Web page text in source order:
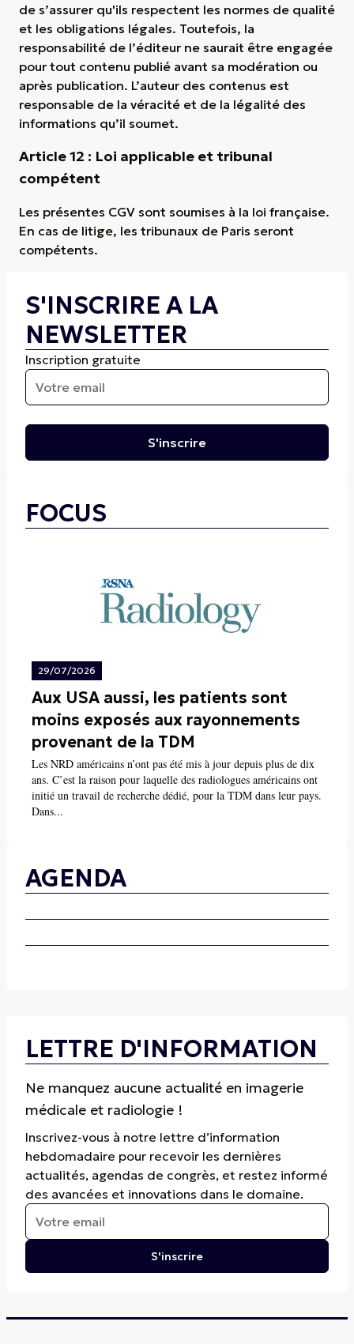
de s’assurer qu'ils respectent les normes de qualité
et les obligations légales. Toutefois, la
responsabilité de l’éditeur ne saurait être engagée
pour tout contenu publié avant sa modération ou
après publication. L’auteur des contenus est
responsable de la véracité et de la légalité des
informations qu’il soumet.
Article 12 : Loi applicable et tribunal
compétent
Les présentes CGV sont soumises à la loi française.
En cas de litige, les tribunaux de Paris seront
compétents.
S'INSCRIRE A LA
NEWSLETTER
Inscription gratuite
S'inscrire
FOCUS
29/07/2026
Aux USA aussi, les patients sont
moins exposés aux rayonnements
provenant de la TDM
Les NRD américains n’ont pas été mis à jour depuis plus de dix
ans. C’est la raison pour laquelle des radiologues américains ont
initié un travail de recherche dédié, pour la TDM dans leur pays.
Dans...
AGENDA
LETTRE D'INFORMATION
Ne manquez aucune actualité en imagerie
médicale et radiologie !
Inscrivez-vous à notre lettre d’information
hebdomadaire pour recevoir les dernières
actualités, agendas de congrès, et restez informé
des avancées et innovations dans le domaine.
S'inscrire